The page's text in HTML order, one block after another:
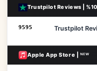
Trustpilot Reviews |
9595 Trustpilot
Apple App Store | ᴺᴱᵂ